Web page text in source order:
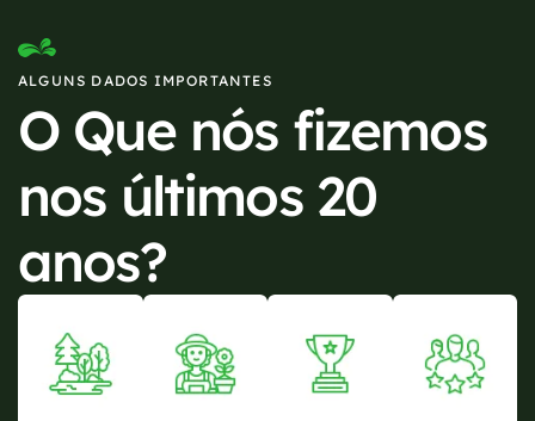
ALGUNS DADOS IMPORTANTES
O Que nós fizemos
nos últimos 20
anos?